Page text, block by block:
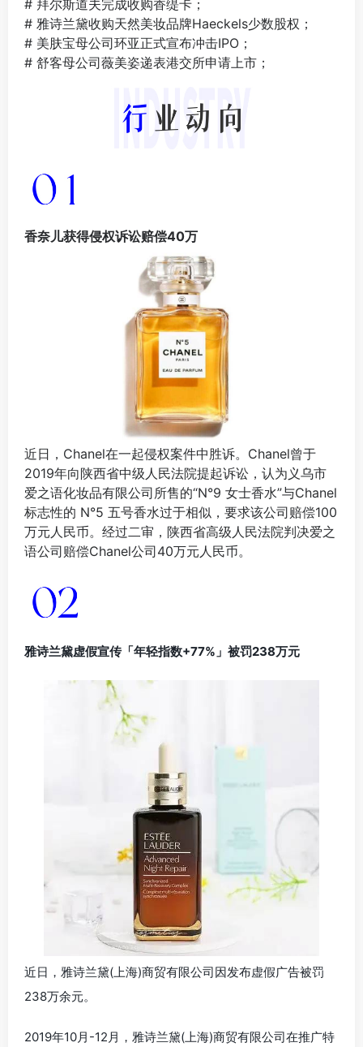
# 拜尔斯道夫完成收购香缇卡；
# 雅诗兰黛收购天然美妆品牌Haeckels少数股权；
# 美肤宝母公司环亚正式宣布冲击IPO；
# 舒客母公司薇美姿递表港交所申请上市；
香奈儿获得侵权诉讼赔偿40万
近日，Chanel在一起侵权案件中胜诉。Chanel曾于
2019年向陕西省中级人民法院提起诉讼，认为义乌市
爱之语化妆品有限公司所售的“N°9 女士香水”与Chanel
标志性的 N°5 五号香水过于相似，要求该公司赔偿100
万元人民币。经过二审，陕西省高级人民法院判决爱之
语公司赔偿Chanel公司40万元人民币。
雅诗兰黛虚假宣传「年轻指数+77%」被罚238万元
近日，雅诗兰黛(上海)商贸有限公司因发布虚假广告被罚
238万余元。
2019年10月-12月，雅诗兰黛(上海)商贸有限公司在推广特